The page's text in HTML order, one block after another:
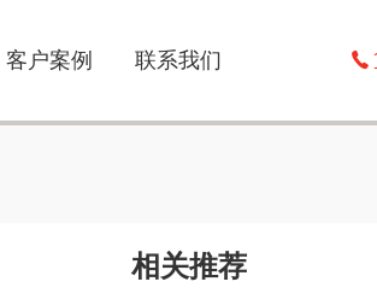
客户案例 联系我们
相关推荐